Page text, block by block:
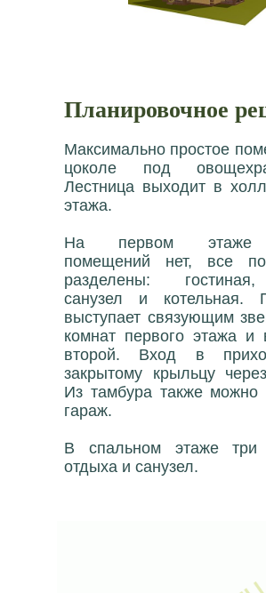
Планировочное
Максимально простое
цоколе под
Лестница выходит в
этажа.
На первом этаже
помещений нет, все
разделены:
санузел и котельная.
выступает связующим
комнат первого этажа и
второй. Вход в
закрытому крыльцу
Из тамбура также можно
гараж.
В спальном этаже три
отдыха и санузел.